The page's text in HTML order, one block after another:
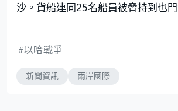
沙。貨船連同25名船員被脅持到也
以哈戰爭
新聞資訊 兩岸國際